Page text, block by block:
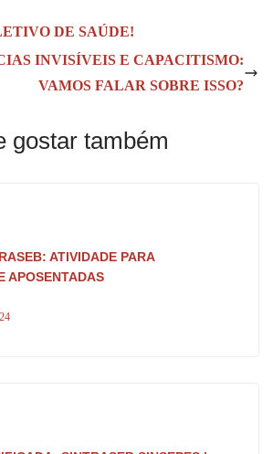
A
pp
DE SAÚDE!
INVISÍVEIS E CAPACITISMO:
VAMOS FALAR SOBRE ISSO?
gostar também
ATIVIDADE PARA
APOSENTADAS